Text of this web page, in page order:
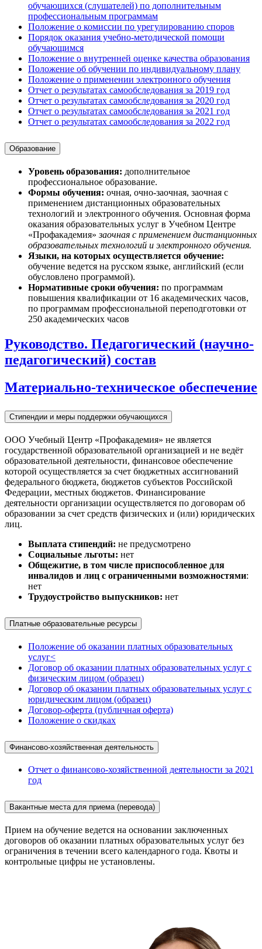
обучающихся (слушателей) по дополнительным
профессиональным программам
Положение о комиссии по урегулированию споров
Порядок оказания учебно-методической помощи
обучающимся
Положение о внутренней оценке качества образования
Положение об обучении по индивидуальному плану
Положение о применении электронного обучения
Отчет о результатах самообследования за 2019 год
Отчет о результатах самообследования за 2020 год
Отчет о результатах самообследования за 2021 год
Отчет о результатах самообследования за 2022 год
Образование
Уровень образования: дополнительное
профессиональное образование.
Формы обучения: очная, очно-заочная, заочная с
применением дистанционных образовательных
технологий и электронного обучения. Основная форма
оказания образовательных услуг в Учебном Центре
«Профакадемия»заочная с применением дистанционных
образовательных технологий и электронного обучения.
Языки, на которых осуществляется обучение:
обучение ведется на русском языке, английский (если
обусловлено программой).
Нормативные сроки обучения: по программам
повышения квалификации от 16 академических часов,
по программам профессиональной переподготовки от
250 академических часов
Руководство. Педагогический (научно-
педагогический) состав
Материально-техническое обеспечение
Стипендии и меры поддержки обучающихся
ООО Учебный Центр «Профакадемия» не является
государственной образовательной организацией и не ведёт
образовательной деятельности, финансовое обеспечение
которой осуществляется за счет бюджетных ассигнований
федерального бюджета, бюджетов субъектов Российской
Федерации, местных бюджетов. Финансирование
деятельности организации осуществляется по договорам об
образовании за счет средств физических и (или) юридических
лиц.
Выплата стипендий: не предусмотрено
Социальные льготы: нет
Общежитие, в том числе приспособленное для
инвалидов и лиц с ограниченными возможностями:
нет
Трудоустройство выпускников: нет
Платные образовательные ресурсы
Положение об оказании платных образовательных
услуг<
Договор об оказании платных образовательных услуг с
физическим лицом (образец)
Договор об оказании платных образовательных услуг с
юридическим лицом (образец)
Договор-оферта (публичная оферта)
Положение о скидках
Финансово-хозяйственная деятельность
Отчет о финансово-хозяйственной деятельности за 2021
год
Вакантные места для приема (перевода)
Прием на обучение ведется на основании заключенных
договоров об оказании платных образовательных услуг без
ограничения в течении всего календарного года. Квоты и
контрольные цифры не установлены.